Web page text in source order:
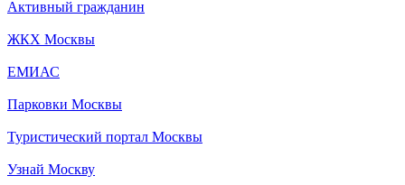
Активный гражданин
ЖКХ Москвы
ЕМИАС
Парковки Москвы
Туристический портал Москвы
Узнай Москву